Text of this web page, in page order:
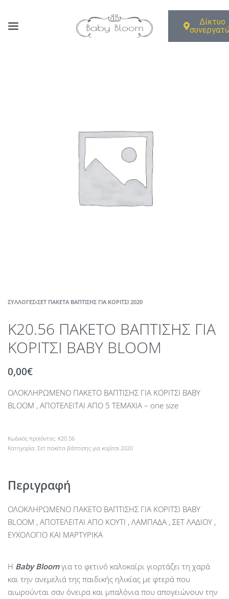
Δίκτυο
ΣΥΛΛΟΓΈΣ›ΣΕΤ ΠΑΚΈΤΑ ΒΆΠΤΙΣΗΣ ΓΙΑ ΚΟΡΊΤΣΙ 2020
Κ20.56 ΠΑΚΕΤΟ ΒΑΠΤΙΣΗΣ ΓΙΑ
ΚΟΡΙΤΣΙ BABY BLOOM
0,00€
ΟΛΟΚΛΗΡΩΜΕΝΟ ΠΑΚΕΤΟ ΒΑΠΤΙΣΗΣ ΓΙΑ ΚΟΡΙΤΣΙ BABY
BLOOM , ΑΠΟΤΕΛΕΙΤΑΙ ΑΠΟ 5 ΤΕΜΑΧΙΑ – one size
Κ20.56
Κατηγορία: Σετ πακέτα βάπτισης για κορίτσι 2020
Περιγραφή
ΟΛΟΚΛΗΡΩΜΕΝΟ ΠΑΚΕΤΟ ΒΑΠΤΙΣΗΣ ΓΙΑ ΚΟΡΙΤΣΙ BABY
BLOOM , ΑΠΟΤΕΛΕΙΤΑΙ ΑΠΟ ΚΟΥΤΙ , ΛΑΜΠΑΔΑ , ΣΕΤ ΛΑΔΙΟΥ ,
ΕΥΧΟΛΟΓΙΟ ΚΑΙ ΜΑΡΤΥΡΙΚΑ
Η Baby Bloom για το φετινό καλοκαίρι γιορτάζει τη χαρά
και την ανεμελιά της παιδικής ηλικίας με φτερά που
αιωρούνται σαν όνειρα και μπαλόνια που απογειώνουν την